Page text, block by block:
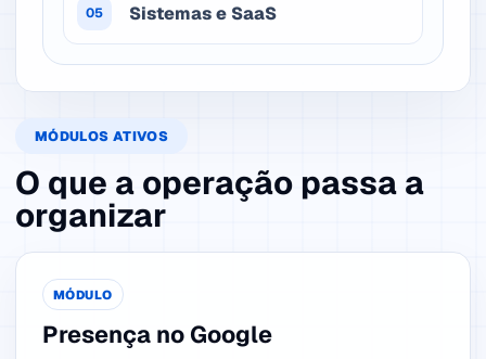
05 Sistemas e SaaS
MÓDULOS ATIVOS
O que a operação passa a
organizar
MÓDULO
Presença no Google